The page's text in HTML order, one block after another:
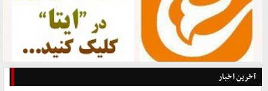
آخرین اخبار